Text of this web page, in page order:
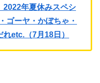
2022年夏休みスペシ
ゴーヤ・かぼちゃ・
etc.（7月18日）